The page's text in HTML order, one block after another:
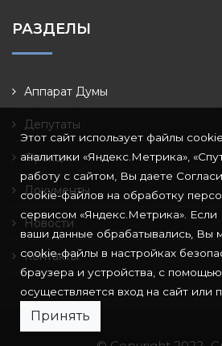
РАЗДЕЛЫ
Аппарат Думы
Депутаты
Фракции
Документы
Новости
Контакты
Этот сайт использует файлы
аналитики «Яндекс.Метрика»,
работу с сайтом, Вы даете
cookie-файлов на обработку
сервисом «Яндекс.Метрика». Если
ваши данные обрабатывались, Вы
cookie-файлы в настройках
браузера и устройства, с
осуществляется вход на сайт или
Принять